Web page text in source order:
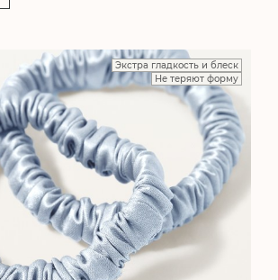
Экстра гладкость и блеск
Не теряют форму